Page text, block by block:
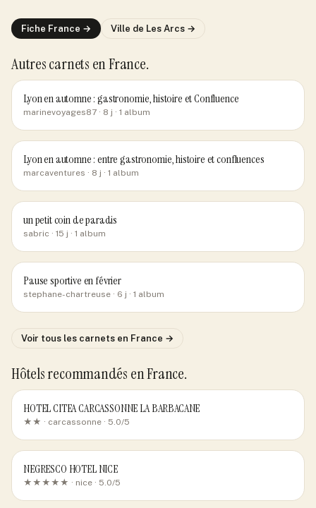
Fiche France → Ville de Les Arcs →
Autres carnets en France.
Lyon en automne : gastronomie, histoire et Confluence
marinevoyages87 · 8 j · 1 album
Lyon en automne : entre gastronomie, histoire et confluences
marcaventures · 8 j · 1 album
un petit coin de paradis
sabric · 15 j · 1 album
Pause sportive en février
stephane-chartreuse · 6 j · 1 album
Voir tous les carnets en France →
Hôtels recommandés en France.
HOTEL CITEA CARCASSONNE LA BARBACANE
★★ · carcassonne · 5.0/5
NEGRESCO HOTEL NICE
★★★★★ · nice · 5.0/5